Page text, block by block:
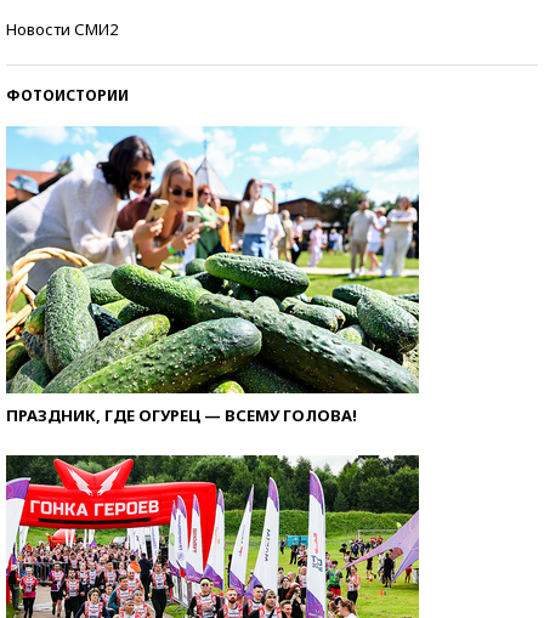
Новости СМИ2
ФОТОИСТОРИИ
ПРАЗДНИК, ГДЕ ОГУРЕЦ — ВСЕМУ ГОЛОВА!